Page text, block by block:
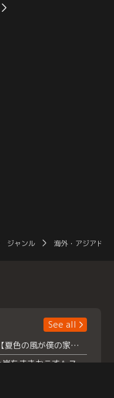
ジャンル 海外・アジアドラ
See all
浮所飛貴主演！ 【夏色の風が僕の家にやってきた】 本日よりテラサで独占配信スタート！
『夏色の雲が恋と嵐をまきおこす』スペシャルメイキング 【Part1】2026年７月18日（土）23時30分～配信スタート！話題のシーンの裏側を大公開！豪華キャスト大集合！ 『武宮家 真夏の家族会議』開催！